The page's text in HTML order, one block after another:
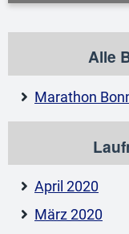
Alle
Marathon
April 2020
März 2020